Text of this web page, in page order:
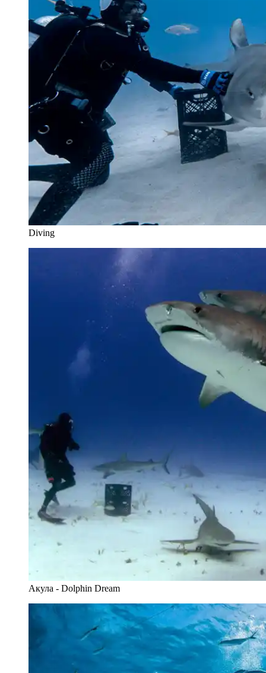
Diving
Акула - Dolphin Dream